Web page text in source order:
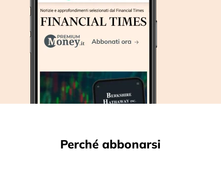
Perché abbonarsi